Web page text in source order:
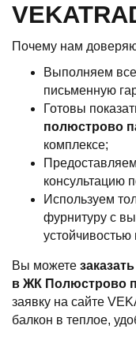
Почему нам
Выполняем
письменную
Готовы
полюстрово
комплексе;
консультацию
Используем
фурнитуру с
устойчивостью
Вы можете
в ЖК Полюстрово
заявку на сайте
балкон в теплое,